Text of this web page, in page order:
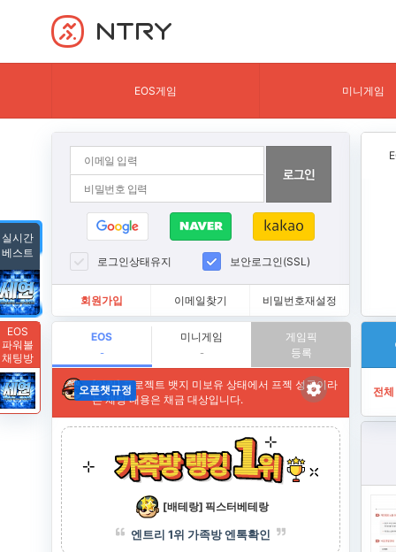
NTRY
EOS게임 미니게임
로그인상태유지 보안로그인(SSL)
회원가입 이메일찾기 비밀번호재설정
EOS
-
미니게임
-
게임픽
등록
실시간
베스트
EOS
파워볼
채팅방
전체